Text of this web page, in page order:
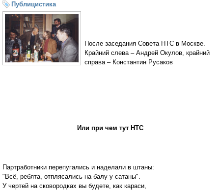
Публицистика
После заседания Совета НТС в Москве.
Крайний слева – Андрей Окулов, крайний
справа – Константин Русаков
Или при чем тут НТС
Партработники перепугались и наделали в штаны:
"Всё, ребята, отплясались на балу у сатаны".
У чертей на сковородках вы будете, как караси,